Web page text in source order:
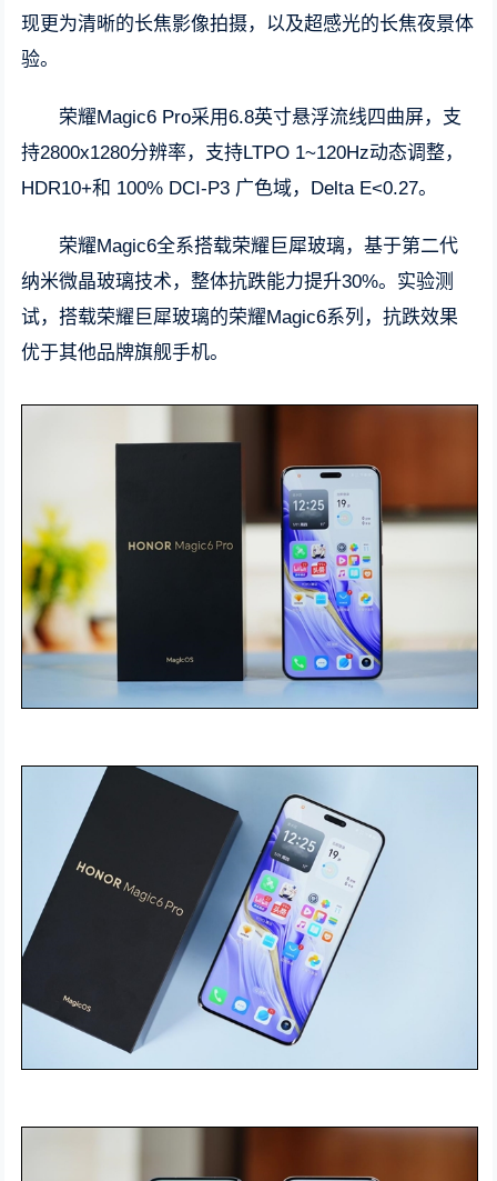
现更为清晰的长焦影像拍摄，以及超感光的长焦夜景体
验。
荣耀Magic6 Pro采用6.8英寸悬浮流线四曲屏，支
持2800x1280分辨率，支持LTPO 1~120Hz动态调整，
HDR10+和 100% DCI-P3 广色域，Delta E<0.27。
荣耀Magic6全系搭载荣耀巨犀玻璃，基于第二代
纳米微晶玻璃技术，整体抗跌能力提升30%。实验测
试，搭载荣耀巨犀玻璃的荣耀Magic6系列，抗跌效果
优于其他品牌旗舰手机。